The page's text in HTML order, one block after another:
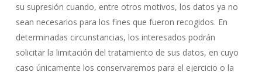
su supresión cuando, entre otros motivos, los datos ya no
sean necesarios para los fines que fueron recogidos. En
determinadas circunstancias, los interesados podrán
solicitar la limitación del tratamiento de sus datos, en cuyo
caso únicamente los conservaremos para el ejercicio o la